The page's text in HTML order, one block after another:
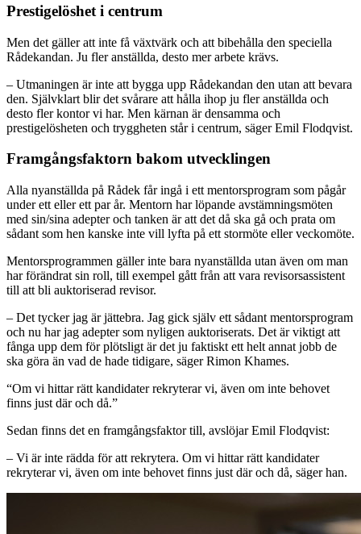
Prestigelöshet i centrum
Men det gäller att inte få växtvärk och att bibehålla den speciella
Rådekandan. Ju fler anställda, desto mer arbete krävs.
– Utmaningen är inte att bygga upp Rådekandan den utan att bevara
den. Självklart blir det svårare att hålla ihop ju fler anställda och
desto fler kontor vi har. Men kärnan är densamma och
prestigelösheten och tryggheten står i centrum, säger Emil Flodqvist.
Framgångsfaktorn bakom utvecklingen
Alla nyanställda på Rådek får ingå i ett mentorsprogram som pågår
under ett eller ett par år. Mentorn har löpande avstämningsmöten
med sin/sina adepter och tanken är att det då ska gå och prata om
sådant som hen kanske inte vill lyfta på ett stormöte eller veckomöte.
Mentorsprogrammen gäller inte bara nyanställda utan även om man
har förändrat sin roll, till exempel gått från att vara revisorsassistent
till att bli auktoriserad revisor.
– Det tycker jag är jättebra. Jag gick själv ett sådant mentorsprogram
och nu har jag adepter som nyligen auktoriserats. Det är viktigt att
fånga upp dem för plötsligt är det ju faktiskt ett helt annat jobb de
ska göra än vad de hade tidigare, säger Rimon Khames.
“Om vi hittar rätt kandidater rekryterar vi, även om inte behovet
finns just där och då.”
Sedan finns det en framgångsfaktor till, avslöjar Emil Flodqvist:
– Vi är inte rädda för att rekrytera. Om vi hittar rätt kandidater
rekryterar vi, även om inte behovet finns just där och då, säger han.